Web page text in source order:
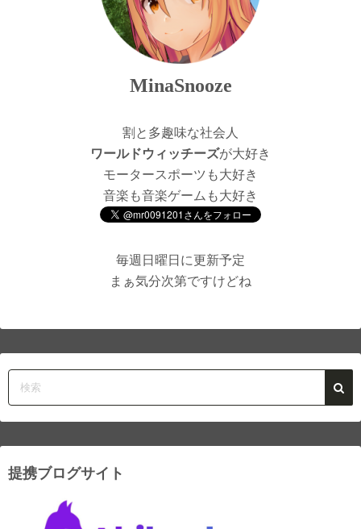
MinaSnooze
割と多趣味な社会人
ワールドウィッチーズが大好き
モータースポーツも大好き
音楽も音楽ゲームも大好き
毎週日曜日に更新予定
まぁ気分次第ですけどね
提携ブログサイト